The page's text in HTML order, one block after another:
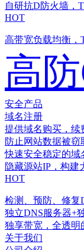
自研抗D防火墙，
HOT
高带宽负载均衡，
高
安全产品
域名注册
提供域名购买，续
防止网站数据被
快速安全稳定的域
隐藏源站IP，构建
HOT
检测、预防、修复
独立DNS服务器+
独享带宽，全透明
关于我们